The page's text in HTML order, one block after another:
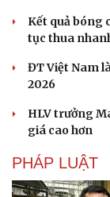
Kết quả bóng
tục thua
ĐT Việt Nam
2026
HLV trưởng
giá cao hơn
PHÁP LUẬT